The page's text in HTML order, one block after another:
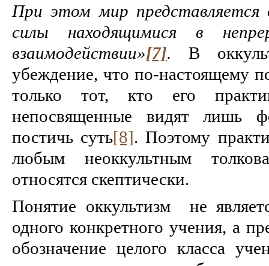
При этом мир представляется
силы находящимися в
взаимодействии»[7]. В
убеждение, что по-настоящему
только тот, кто его
непосвященные видят лишь
постичь суть[8]. Поэтому
любым неоккультным
относятся скептически.
Понятие оккультизм не
одного конкретного учения, а
обозначение целого класса